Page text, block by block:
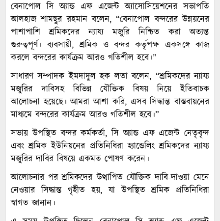
বেনাপোল সি অ্যান্ড এফ এজেন্ট অ্যাসোসিয়েশনের সভাপতি
আলহাজ শামছুর রহমান বলেন, “বেনাপোল বন্দরের উন্নয়নের
পাশাপাশি শ্রমিকদের ন্যায্য মজুরি নিশ্চিত করা অত্যন্ত
গুরুত্বপূর্ণ। ব্যবসায়ী, শ্রমিক ও বন্দর কর্তৃপক্ষ একসঙ্গে কাজ
করলে বন্দরের কার্যক্রম আরও গতিশীল হবে।”
সাধারণ সম্পাদক ইমদাদুল হক লতা বলেন, “শ্রমিকদের ন্যায্য
মজুরির দাবিসহ বিভিন্ন যৌক্তিক বিষয় নিয়ে ইতিবাচক
আলোচনা হয়েছে। আমরা আশা করি, এসব সিদ্ধান্ত বাস্তবায়নের
মাধ্যমে বন্দরের কার্যক্রম আরও গতিশীল হবে।”
সভায় উপস্থিত বন্দর কর্মকর্তা, সি অ্যান্ড এফ এজেন্ট নেতৃবৃন্দ
এবং শ্রমিক ইউনিয়নের প্রতিনিধিরা হ্যান্ডেলিং শ্রমিকদের ন্যায্য
মজুরির দাবির বিষয়ে একমত পোষণ করেন।
আলোচনার পর শ্রমিকদের উত্থাপিত যৌক্তিক দাবি-দাওয়া মেনে
নেওয়ার সিদ্ধান্ত গৃহীত হয়, যা উপস্থিত শ্রমিক প্রতিনিধিরা
স্বাগত জানান।